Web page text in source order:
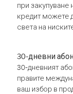
при закупуване
кредит можете
света на
30-дневни
30-дневният
правите
ваш избор в